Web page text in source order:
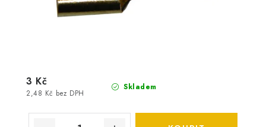
Skladem
2,48 Kč bez DPH
3 Kč